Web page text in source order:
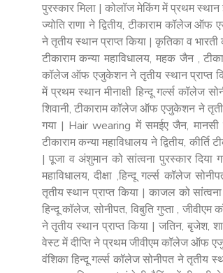
पुरस्कार मिला | कोलॉज मेकिंग में प्रथम स्थान
ज्योति राणा ने द्वितीय, टीकाराम कॉलेज ऑफ
ने तृतीय स्थान प्राप्त किया | कृतिका व
टीकाराम कन्या महाविधालय, महक जैन ,
कॉलेज ऑफ एजुकेशन ने तृतीय स्थान प्राप्त
में प्रथम स्थान मीनाक्षी हिन्दू गर्ल्स कॉलेज
शिवानी, टीकाराम कॉलेज ऑफ एजुकेशन ने
गया | Hair wearing में समईए जैन,
टीकाराम कन्या महाविधालय ने द्वितीय,
| पूजा व अंशुमान को सांत्वना पुरस्कार दिया
महाविधालय, दीक्षा ,हिन्दू गर्ल्स कॉलेज
तृतीय स्थान प्राप्त किया | काजल को
हिन्दू कॉलेज, सोनीपत, विबुति गुप्ता ,
ने तृतीय स्थान प्राप्त किया | जतिन, बृजेश,
वेस्ट में दीप्ति ने प्रथम जीवीएम कॉलेज ऑफ
वंशिका हिन्दू गर्ल्स कॉलेज सोनीपत ने तृतीय